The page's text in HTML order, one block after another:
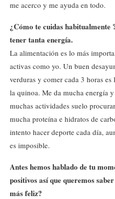
me acerco y me ayuda en todo.
¿Cómo te cuidas
tener tanta energía.
La alimentación es lo más
activas como yo. Un buen
verduras y comer cada 3 horas
la quinoa. Me da mucha energía
muchas actividades suelo
mucha proteína e hidratos de
intento hacer deporte cada día,
es imposible.
Antes hemos hablado de tu
positivos así que queremos
más feliz?